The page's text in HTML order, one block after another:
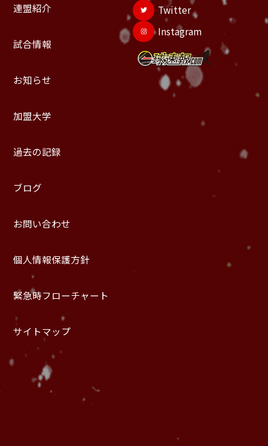
連盟紹介
試合情報
お知らせ
加盟大学
過去の記録
ブログ
お問い合わせ
個人情報保護方針
緊急時フローチャート
サイトマップ
Twitter
Instagram